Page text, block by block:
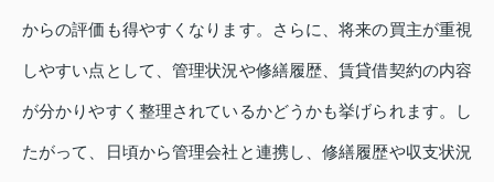
からの評価も得やすくなります。さらに、将来の買主が重視
しやすい点として、管理状況や修繕履歴、賃貸借契約の内容
が分かりやすく整理されているかどうかも挙げられます。し
たがって、日頃から管理会社と連携し、修繕履歴や収支状況